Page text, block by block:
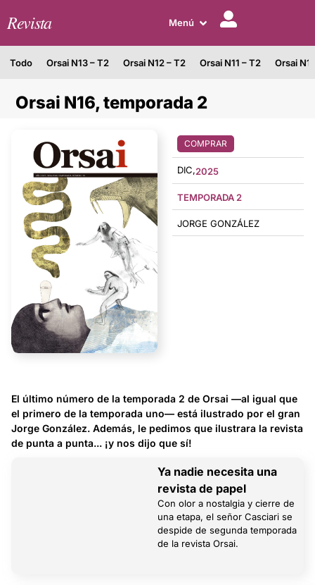
Revista Menú
Todo Orsai N13 – T2 Orsai N12 – T2 Orsai N11 – T2 Orsai
Orsai N16, temporada 2
COMPRAR
DIC,2025
TEMPORADA 2
JORGE GONZÁLEZ
El último número de la temporada 2 de Orsai —al igual que
el primero de la temporada uno— está ilustrado por el gran
Jorge González. Además, le pedimos que ilustrara la revista
de punta a punta... ¡y nos dijo que sí!
Ya nadie necesita una
revista de papel
Con olor a nostalgia y cierre de
una etapa, el señor Casciari se
despide de segunda temporada
de la revista Orsai.